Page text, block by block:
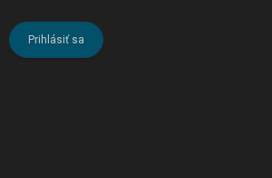
Prihlásiť sa